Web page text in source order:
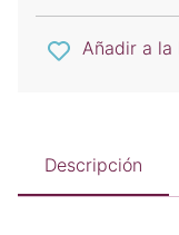
Añadir a la
Descripción